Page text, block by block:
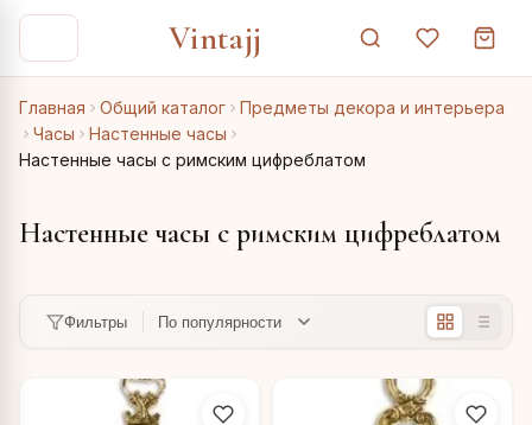
Vintajj
Главная Общий каталог
Предметы декора и интерьера
Часы
Настенные часы
Настенные часы с римским цифреблатом
Настенные часы с римским цифреблатом
Фильтры